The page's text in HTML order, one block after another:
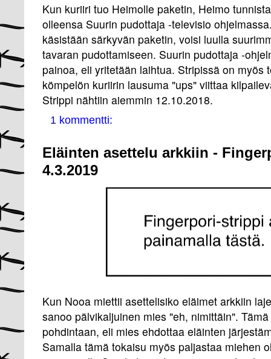
Kun kuriiri tuo Heimolle paketin, Heimo
olleensa Suurin pudottaja -televisio
käsistään särkyvän paketin, voisi luulla
tavaran pudottamiseen. Suurin pudottaja -
painoa, eli yritetään laihtua. Stripissä on myös
kömpelön kuriirin lausuma "ups" viittaa
Strippi nähtiin aiemmin 12.10.2018.
1 kommentti:
Eläinten asettelu arkkiin -
4.3.2019
Kun Nooa miettii asettelisiko eläimet arkkiin
sanoo pälvikaljuinen mies "eh, nimittäin".
pohdintaan, eli mies ehdottaa eläinten
Samalla tämä tokaisu myös paljastaa miehen